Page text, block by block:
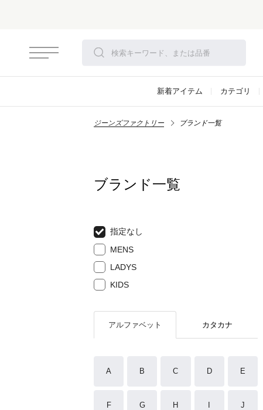
新着アイテム カテゴリ
ジーンズファクトリー ブランド一覧
ブランド一覧
指定なし
MENS
LADYS
KIDS
アルファベット カタカナ
A B C D E
F G H J